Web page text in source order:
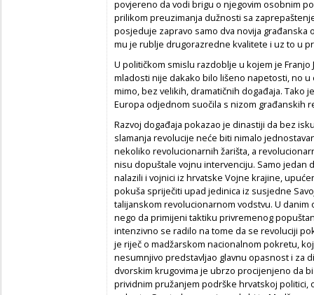
povjereno da vodi brigu o njegovim osobnim
prilikom preuzimanja dužnosti sa
posjeduje zapravo samo dva novija
mu je rublje drugorazredne kvalitete i uz to u
U političkom smislu razdoblje u kojem je
mladosti nije dakako bilo lišeno napetosti, no
mimo, bez velikih, dramatičnih događaja. Tako
Europa odjednom suočila s nizom građanskih
Razvoj događaja pokazao je dinastiji da bez
slamanja revolucije neće biti nimalo
nekoliko revolucionarnih žarišta, a
nisu dopuštale vojnu intervenciju. Samo jedan
nalazili i vojnici iz hrvatske Vojne krajine,
pokuša spriječiti upad jedinica iz susjedne
talijanskom revolucionarnom vodstvu. U
nego da primijeni taktiku privremenog
intenzivno se radilo na tome da se revoluciji
je riječ o madžarskom nacionalnom pokretu,
nesumnjivo predstavljao glavnu opasnost i za
dvorskim krugovima je ubrzo procijenjeno da
prividnim pružanjem podrške hrvatskoj